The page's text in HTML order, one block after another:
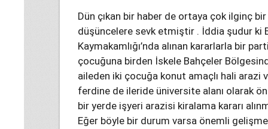
Dün çıkan bir haber de ortaya çok ilginç
düşüncelere sevk etmiştir . İddia şudur ki
Kaymakamlığı’nda alınan kararlarla bir
çocuğuna birden İskele Bahçeler
aileden iki çocuğa konut amaçlı hali arazi
ferdine de ileride üniversite alanı olarak
bir yerde işyeri arazisi kiralama kararı
Eğer böyle bir durum varsa önemli